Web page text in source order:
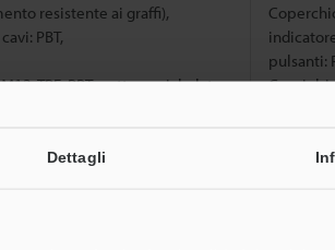
Dettagli
resistente ai graffi),
PBT,
TPE, PBT e ottone nichelato
pulsanti: